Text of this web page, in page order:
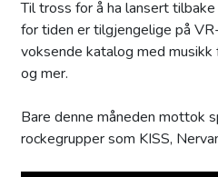
Til tross for å ha lansert
for tiden er tilgjengelige på
voksende katalog med musikk
og mer.
Bare denne måneden mottok
rockegrupper som KISS,